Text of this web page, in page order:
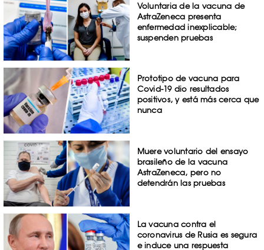
Voluntaria de la vacuna de
AstraZeneca presenta
enfermedad inexplicable;
suspenden pruebas
Prototipo de vacuna para
Covid-19 dio resultados
positivos, y está más cerca que
nunca
Muere voluntario del ensayo
brasileño de la vacuna
AstraZeneca, pero no
detendrán las pruebas
La vacuna contra el
coronavirus de Rusia es segura
e induce una respuesta